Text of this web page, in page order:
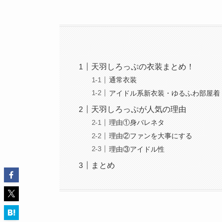
天羽しろっぷの衣装まとめ！
通常衣装
アイドル系新衣装・ゆるふわ部屋着
天羽しろっぷが人気の理由
理由①身バレネタ
理由②ファンを大事にする
理由③アイドル性
まとめ